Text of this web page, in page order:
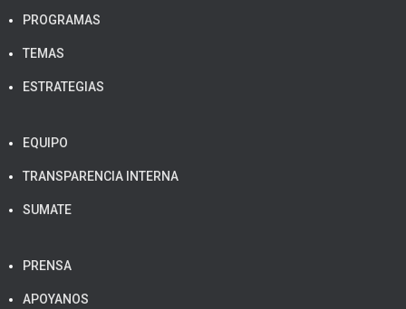
PROGRAMAS
TEMAS
ESTRATEGIAS
EQUIPO
TRANSPARENCIA INTERNA
SUMATE
PRENSA
APOYANOS